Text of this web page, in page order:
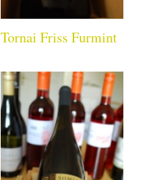
Tornai Friss Furmint